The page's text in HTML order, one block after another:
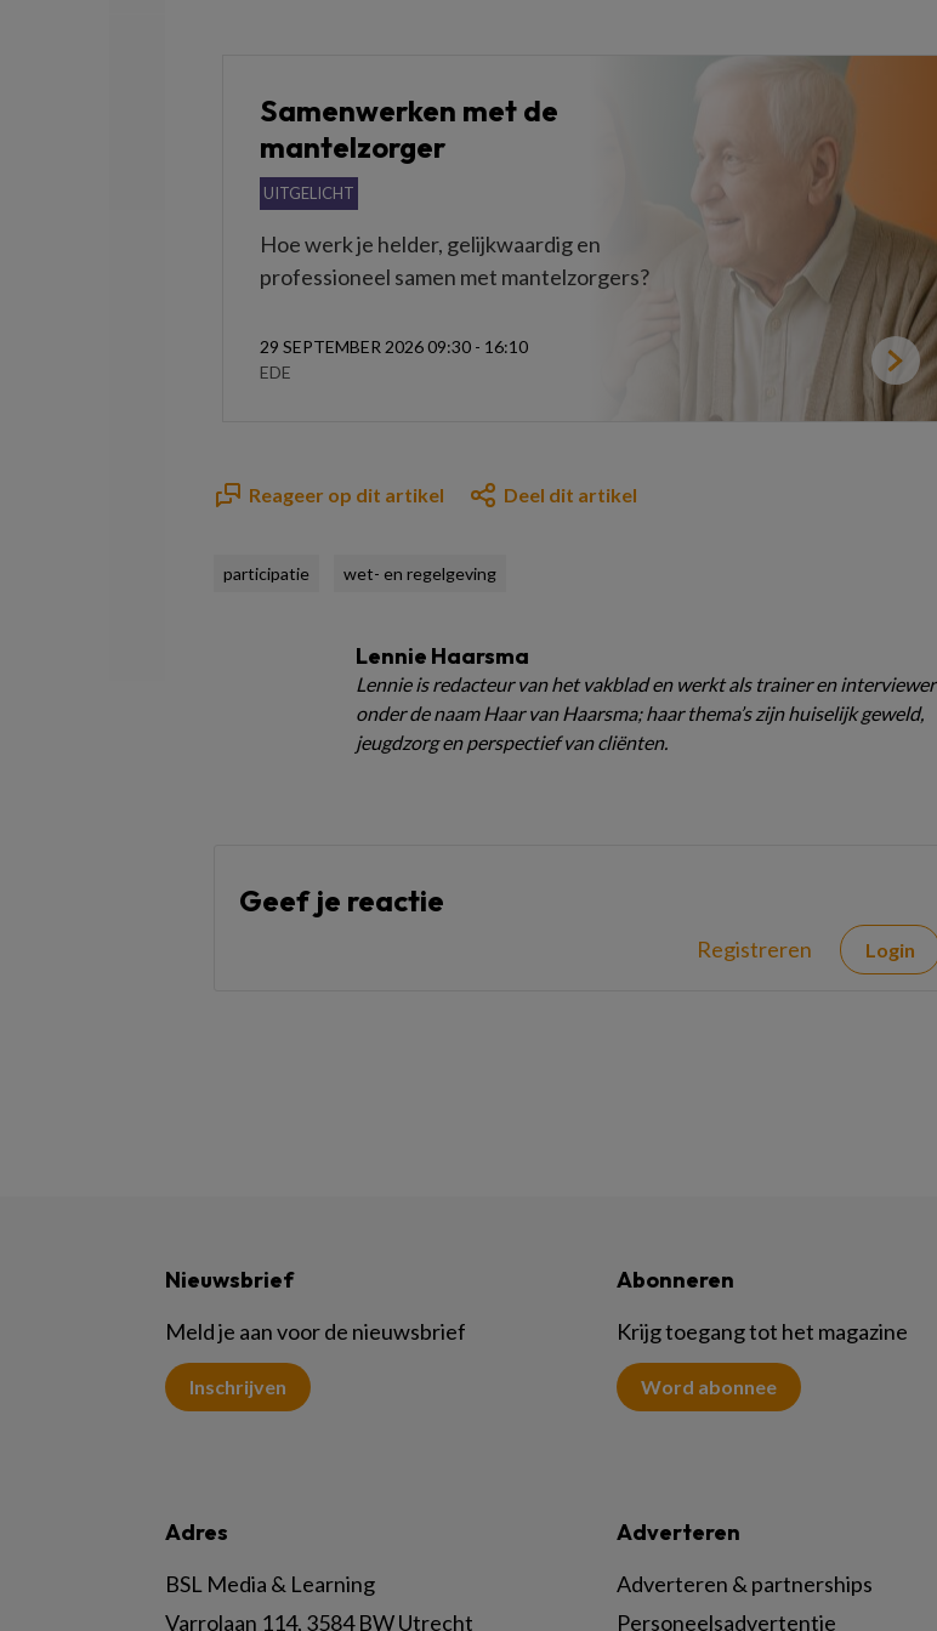
Samenwerken met de
mantelzorger
UITGELICHT
Hoe werk je helder, gelijkwaardig en
professioneel samen met mantelzorgers?
29 SEPTEMBER 2026 09:30 - 16:10
EDE
Reageer op dit artikel Deel dit artikel
participatie wet- en regelgeving
Lennie Haarsma
Lennie is redacteur van het vakblad en werkt als trainer en interviewer
onder de naam Haar van Haarsma; haar thema’s zijn huiselijk geweld,
jeugdzorg en perspectief van cliënten.
Geef je reactie
Registreren Login
Nieuwsbrief
Meld je aan voor de nieuwsbrief
Inschrijven
Abonneren
Krijg toegang tot het magazine
Word abonnee
Adres
BSL Media & Learning
Varrolaan 114, 3584 BW Utrecht
Adverteren
Adverteren & partnerships
Personeelsadvertentie